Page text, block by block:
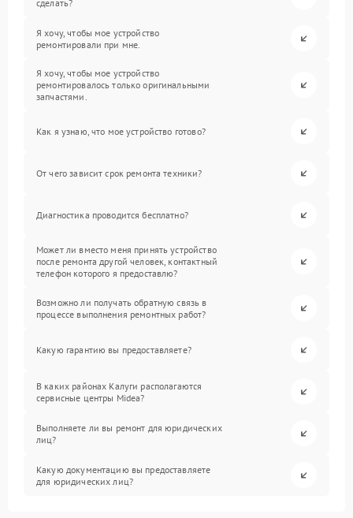
сделать?
Я хочу, чтобы мое устройство
ремонтировали при мне.
Я хочу, чтобы мое устройство
ремонтировалось только оригинальными
запчастями.
Как я узнаю, что мое устройство готово?
От чего зависит срок ремонта техники?
Диагностика проводится бесплатно?
Может ли вместо меня принять устройство
после ремонта другой человек, контактный
телефон которого я предоставлю?
Возможно ли получать обратную связь в
процессе выполнения ремонтных работ?
Какую гарантию вы предоставляете?
В каких районах Калуги располагаются
сервисные центры Midea?
Выполняете ли вы ремонт для юридических
лиц?
Какую документацию вы предоставляете
для юридических лиц?